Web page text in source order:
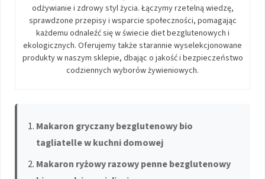
odżywianie i zdrowy styl życia. Łączymy rzetelną wiedzę,
sprawdzone przepisy i wsparcie społeczności, pomagając
każdemu odnaleźć się w świecie diet bezglutenowych i
ekologicznych. Oferujemy także starannie wyselekcjonowane
produkty w naszym sklepie, dbając o jakość i bezpieczeństwo
codziennych wyborów żywieniowych.
Makaron gryczany bezglutenowy bio
tagliatelle w kuchni domowej
Makaron ryżowy razowy penne bezglutenowy